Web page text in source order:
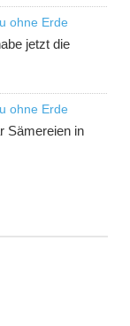
ohne Erde
ohne Erde
Sämereien in